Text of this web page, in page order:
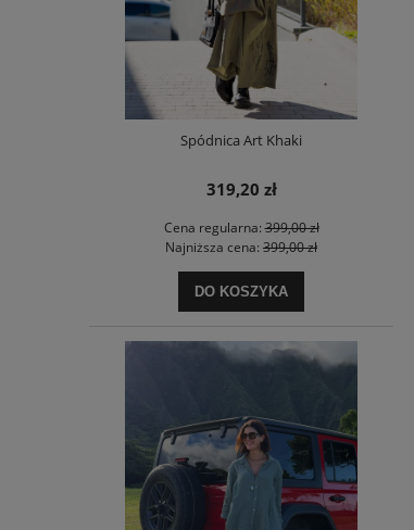
Spódnica Art Khaki
319,20 zł
Cena regularna:399,00 zł
Najniższa cena: 399,00 zł
DO KOSZYKA